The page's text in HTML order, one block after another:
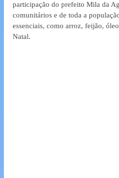
participação do prefeito Mila da
comunitários e de toda a
essenciais, como arroz, feijão,
Natal.